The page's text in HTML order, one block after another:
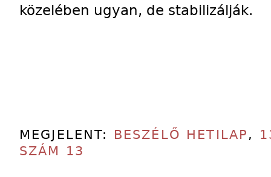
közelében ugyan, de stabilizálják.
MEGJELENT: BESZÉLŐ HETILAP ,
SZÁM 13